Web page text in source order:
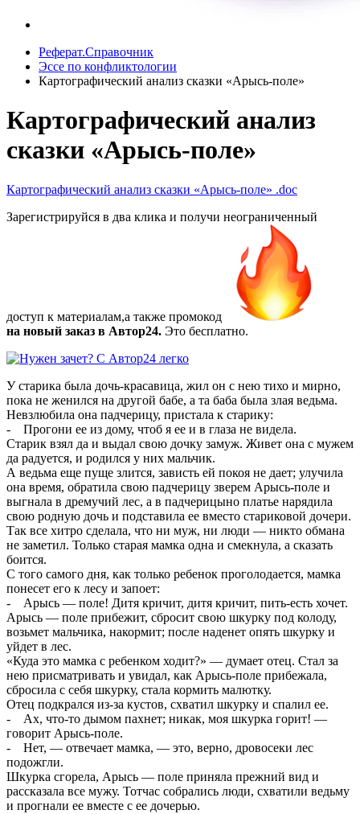
Реферат.Справочник
Эссе по конфликтологии
Картографический анализ сказки «Арысь-поле»
Картографический анализ
сказки «Арысь-поле»
Картографический анализ сказки «Арысь-поле» .doc
Зарегистрируйся в два клика и получи неограниченный
доступ к материалам,а также промокод
на новый заказ в Автор24. Это бесплатно.
У старика была дочь-красавица, жил он с нею тихо и мирно,
пока не женился на другой бабе, а та баба была злая ведьма.
Невзлюбила она падчерицу, пристала к старику:
- Прогони ее из дому, чтоб я ее и в глаза не видела.
Старик взял да и выдал свою дочку замуж. Живет она с мужем
да радуется, и родился у них мальчик.
А ведьма еще пуще злится, зависть ей покоя не дает; улучила
она время, обратила свою падчерицу зверем Арысь-поле и
выгнала в дремучий лес, а в падчерицыно платье нарядила
свою родную дочь и подставила ее вместо стариковой дочери.
Так все хитро сделала, что ни муж, ни люди — никто обмана
не заметил. Только старая мамка одна и смекнула, а сказать
боится.
С того самого дня, как только ребенок проголодается, мамка
понесет его к лесу и запоет:
- Арысь — поле! Дитя кричит, дитя кричит, пить-есть хочет.
Арысь — поле прибежит, сбросит свою шкурку под колоду,
возьмет мальчика, накормит; после наденет опять шкурку и
уйдет в лес.
«Куда это мамка с ребенком ходит?» — думает отец. Стал за
нею присматривать и увидал, как Арысь-поле прибежала,
сбросила с себя шкурку, стала кормить малютку.
Отец подкрался из-за кустов, схватил шкурку и спалил ее.
- Ах, что-то дымом пахнет; никак, моя шкурка горит! —
говорит Арысь-поле.
- Нет, — отвечает мамка, — это, верно, дровосеки лес
подожгли.
Шкурка сгорела, Арысь — поле приняла прежний вид и
рассказала все мужу. Тотчас собрались люди, схватили ведьму
и прогнали ее вместе с ее дочерью.